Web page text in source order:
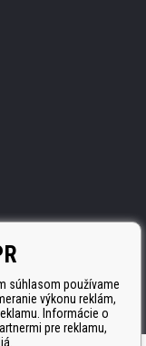
súhlasom používame
výkonu reklám,
Informácie o
pre reklamu,